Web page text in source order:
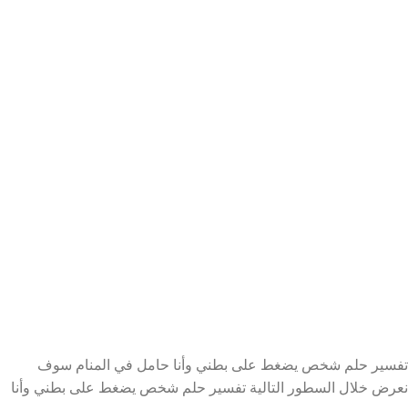
تفسير حلم شخص يضغط على بطني وأنا حامل في المنام سوف
نعرض خلال السطور التالية تفسير حلم شخص يضغط على بطني وأنا